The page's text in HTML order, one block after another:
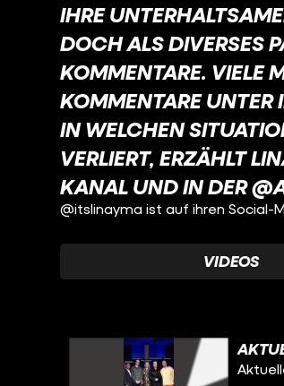
IHRE
DOCH ALS DIVERSES
KOMMENTARE. VIELE
KOMMENTARE UNTER
IN WELCHEN
VERLIERT, ERZÄHLT
KANAL UND IN DER
@itslinayma ist auf ihren Social-
VIDEOS